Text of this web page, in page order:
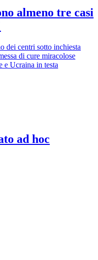
almeno tre casi
dei centri sotto inchiesta
di cure miracolose
e Ucraina in testa
ad hoc